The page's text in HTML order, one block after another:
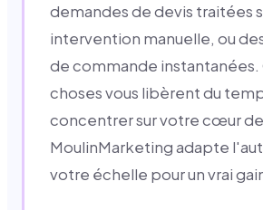
demandes de devis traitées
intervention manuelle, ou
de commande
choses vous libèrent du
concentrer sur votre cœur
MoulinMarketing adapte
votre échelle pour un vrai